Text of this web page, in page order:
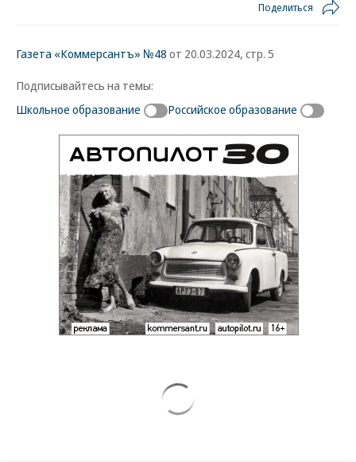
Поделиться
Газета «Коммерсантъ» №48 от 20.03.2024, стр. 5
Подписывайтесь на темы:
Школьное образование
Российское образование